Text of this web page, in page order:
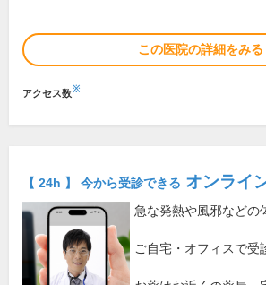
この医院の詳細をみる
アクセス数※
【 24h 】 今から受診できる オンライ
急な発熱や風邪などの
ご自宅・オフィスで受